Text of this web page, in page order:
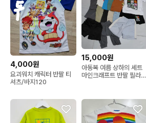
4,000원
요괴워치 캐릭터 반팔 티
셔츠/바지120
15,000원
아동복 여름 상하의 세트
마인크래프트 반팔 필라티